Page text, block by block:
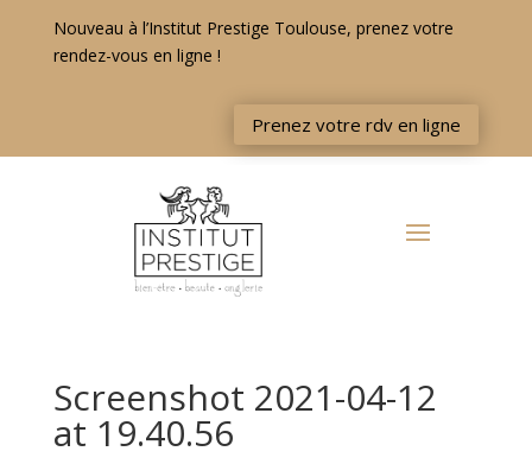
Nouveau à l’Institut Prestige Toulouse, prenez votre
rendez-vous en ligne !
Prenez votre rdv en ligne
Screenshot 2021-04-12
at 19.40.56